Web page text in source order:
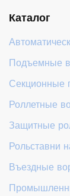
Каталог
Подъемные
Секционные
Роллетные
Защитные
Рольставни
Въездные